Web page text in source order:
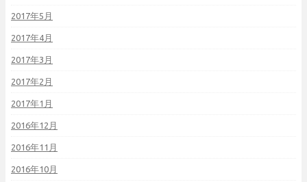
2017年5月
2017年4月
2017年3月
2017年2月
2017年1月
2016年12月
2016年11月
2016年10月